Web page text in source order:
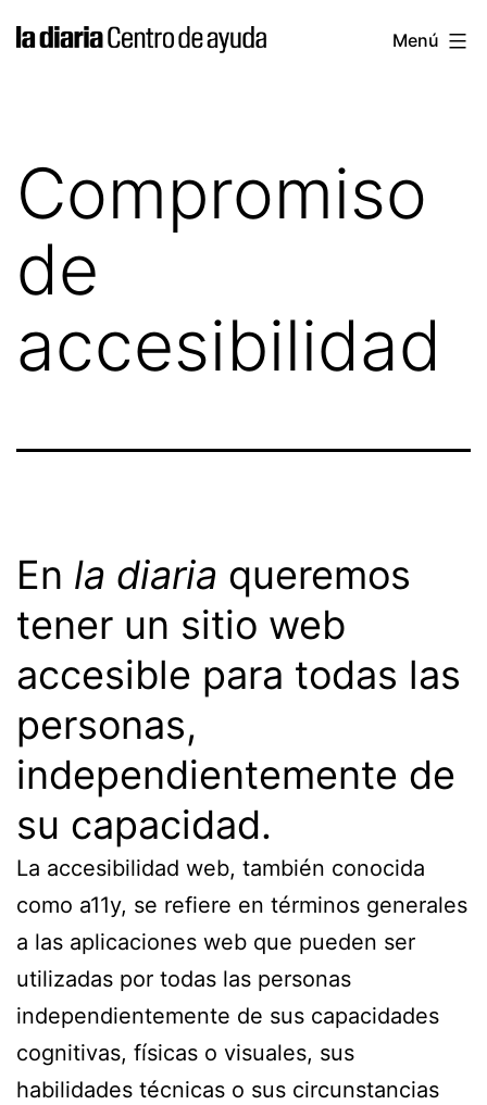
la
de
ayuda
Menú
Compromiso
de
accesibilidad
En la diaria queremos
tener un sitio web
accesible para todas las
personas,
independientemente de
su capacidad.
La accesibilidad web, también conocida
como a11y, se refiere en términos generales
a las aplicaciones web que pueden ser
utilizadas por todas las personas
independientemente de sus capacidades
cognitivas, físicas o visuales, sus
habilidades técnicas o sus circunstancias